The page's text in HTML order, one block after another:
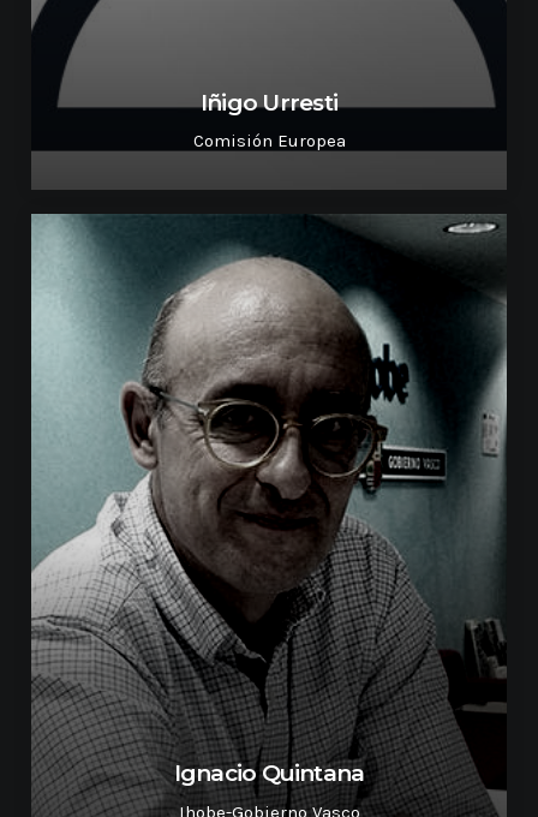
Iñigo Urresti
Comisión Europea
Ignacio Quintana
Ihobe-Gobierno Vasco